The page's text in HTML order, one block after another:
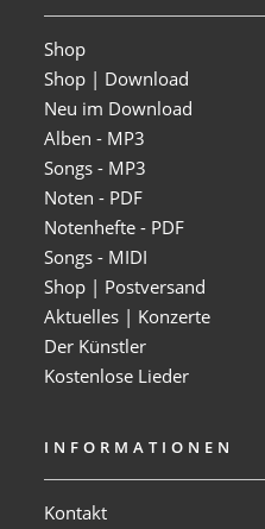
Shop
Shop | Download
Neu im Download
Alben - MP3
Songs - MP3
Noten - PDF
Notenhefte - PDF
Songs - MIDI
Shop | Postversand
Aktuelles | Konzerte
Der Künstler
Kostenlose Lieder
INFORMATIONEN
Kontakt